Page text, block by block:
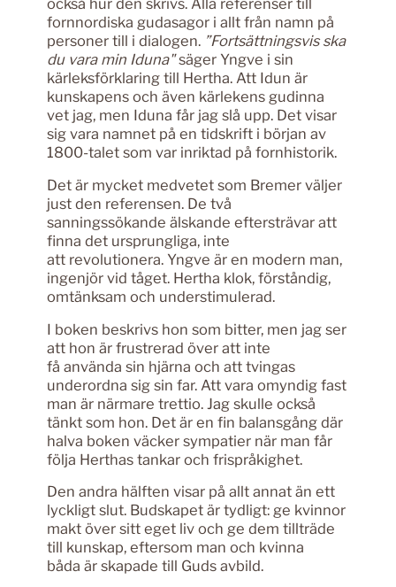
också hur den skrivs. Alla referenser till
fornnordiska gudasagor i allt från namn på
personer till i dialogen. ”Fortsättningsvis ska
du vara min Iduna"säger Yngve i sin
kärleksförklaring till Hertha. Att Idun är
kunskapens och även kärlekens gudinna
vet jag, men Iduna får jag slå upp. Det visar
sig vara namnet på en tidskrift i början av
1800-talet som var inriktad på fornhistorik.
Det är mycket medvetet som Bremer väljer
just den referensen. De två
sanningssökande älskande eftersträvar att
finna det ursprungliga, inte
att revolutionera. Yngve är en modern man,
ingenjör vid tåget. Hertha klok, förståndig,
omtänksam och understimulerad.
I boken beskrivs hon som bitter, men jag ser
att hon är frustrerad över att inte
få använda sin hjärna och att tvingas
underordna sig sin far. Att vara omyndig fast
man är närmare trettio. Jag skulle också
tänkt som hon. Det är en fin balansgång där
halva boken väcker sympatier när man får
följa Herthas tankar och frispråkighet.
Den andra hälften visar på allt annat än ett
lyckligt slut. Budskapet är tydligt: ge kvinnor
makt över sitt eget liv och ge dem tillträde
till kunskap, eftersom man och kvinna
båda är skapade till Guds avbild.